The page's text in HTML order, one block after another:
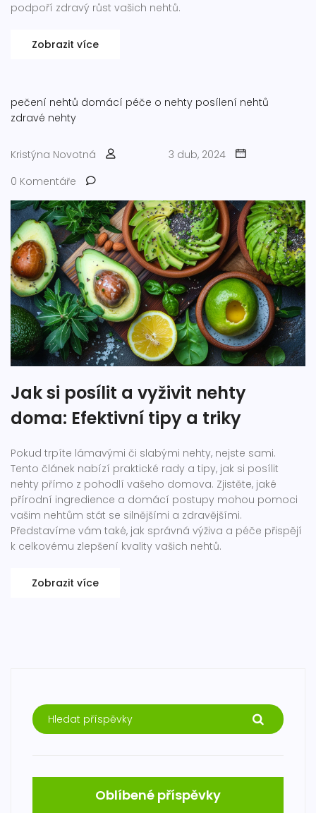
podpoří zdravý růst vašich nehtů.
Zobrazit více
pečení nehtů domácí péče o nehty posílení nehtů
zdravé nehty
Kristýna Novotná
3 dub, 2024
0 Komentáře
Jak si posílit a vyživit nehty
doma: Efektivní tipy a triky
Pokud trpíte lámavými či slabými nehty, nejste sami.
Tento článek nabízí praktické rady a tipy, jak si posílit
nehty přímo z pohodlí vašeho domova. Zjistěte, jaké
přírodní ingredience a domácí postupy mohou pomoci
vašim nehtům stát se silnějšími a zdravějšími.
Představíme vám také, jak správná výživa a péče přispějí
k celkovému zlepšení kvality vašich nehtů.
Zobrazit více
Oblíbené příspěvky